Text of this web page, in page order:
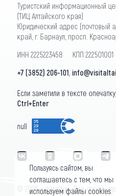
Туристский информационный
(ТИЦ Алтайского края)
Юридический адрес (почтовый
край, г. Барнаул, просп.
ИНН 2225223458 КПП
+7 (3852) 206-101
Если заметили в тексте
Ctrl+Enter
null
© 2026 «visitaltai» Все права
Пользуясь сайтом, вы
соглашаетесь с тем, что мы
используем файлы cookies.